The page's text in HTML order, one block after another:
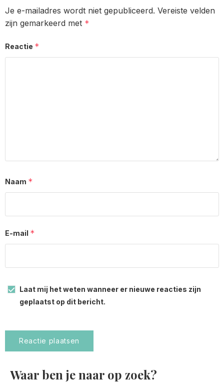
Je e-mailadres wordt niet gepubliceerd. Vereiste velden
zijn gemarkeerd met *
Reactie *
Naam *
E-mail *
Laat mij het weten wanneer er nieuwe reacties zijn
geplaatst op dit bericht.
Waar ben je naar op zoek?